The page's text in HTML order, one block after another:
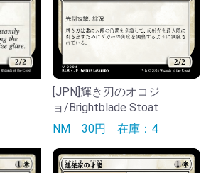
[JPN]輝き刃のオコジ
ョ/Brightblade Stoat
NM 30円 在庫：4